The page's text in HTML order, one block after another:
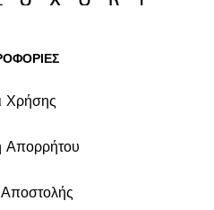
Χρήσης
Απορρήτου